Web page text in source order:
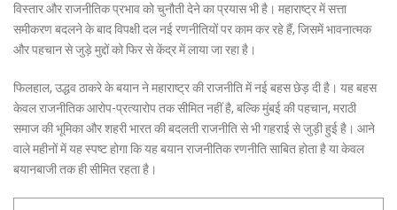
विस्तार और राजनीतिक प्रभाव को चुनौती देने का प्रयास भी है। महाराष्ट्र में सत्ता
समीकरण बदलने के बाद विपक्षी दल नई रणनीतियों पर काम कर रहे हैं, जिसमें भावनात्मक
और पहचान से जुड़े मुद्दों को फिर से केंद्र में लाया जा रहा है।
फिलहाल, उद्धव ठाकरे के बयान ने महाराष्ट्र की राजनीति में नई बहस छेड़ दी है। यह बहस
केवल राजनीतिक आरोप-प्रत्यारोप तक सीमित नहीं है, बल्कि मुंबई की पहचान, मराठी
समाज की भूमिका और शहरी भारत की बदलती राजनीति से भी गहराई से जुड़ी हुई है। आने
वाले महीनों में यह स्पष्ट होगा कि यह बयान राजनीतिक रणनीति साबित होता है या केवल
बयानबाजी तक ही सीमित रहता है।